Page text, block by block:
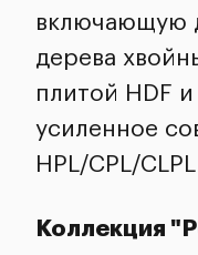
включающую
дерева
плитой HDF
усиленное
HPL/CPL/
Коллекция